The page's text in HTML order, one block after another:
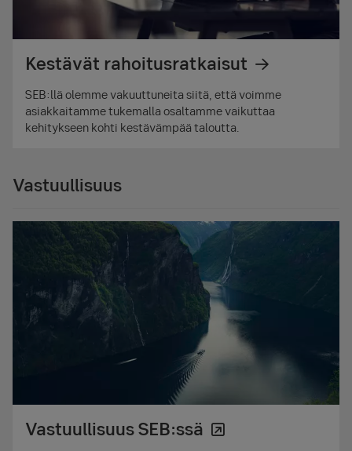
Kestävät rahoitusratkaisut
SEB:llä olemme vakuuttuneita siitä, että voimme
asiakkaitamme tukemalla osaltamme vaikuttaa
kehitykseen kohti kestävämpää taloutta.
Vastuullisuus
Vastuullisuus SEB:ssä